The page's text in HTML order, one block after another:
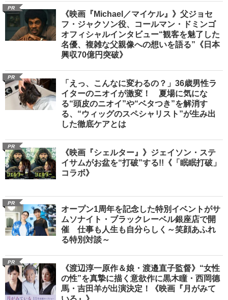
PR
《映画『Michael／マイケル』》父ジョセ
フ・ジャクソン役、コールマン・ドミンゴ
オフィシャルインタビュー“観客を魅了した
名優、複雑な父親像への想いを語る”《日本
興収70億円突破》
PR
「えっ、こんなに変わるの？」36歳男性ラ
イターのニオイが激変！ 夏場に気にな
る“頭皮のニオイ”や“ベタつき”を解消す
る、“ウィッグのスペシャリスト”が生み出
した徹底ケアとは
PR
《映画『シェルター』》ジェイソン・ステ
イサムがお盆を“打破”する!!《「眠眠打破」
コラボ》
PR
オープン1周年を記念した特別イベントがサ
ムソナイト・ブラックレーベル銀座店で開
催 仕事も人生も自分らしく～笑顔あふれ
る特別対談～
PR
《渡辺淳一原作＆娘・渡邉直子監督》“女性
の性”を真摯に描く意欲作に黒木瞳・西岡德
馬・吉田羊が出演決定！《映画『月がみて